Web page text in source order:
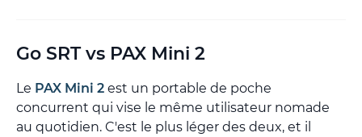
Go SRT vs PAX Mini 2
Le PAX Mini 2 est un portable de poche
concurrent qui vise le même utilisateur nomade
au quotidien. C'est le plus léger des deux, et il